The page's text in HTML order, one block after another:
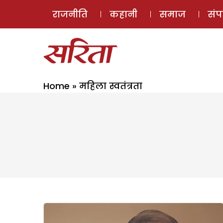
राजनीति कहानी समाज
Home » महिला स्वतंत्रता